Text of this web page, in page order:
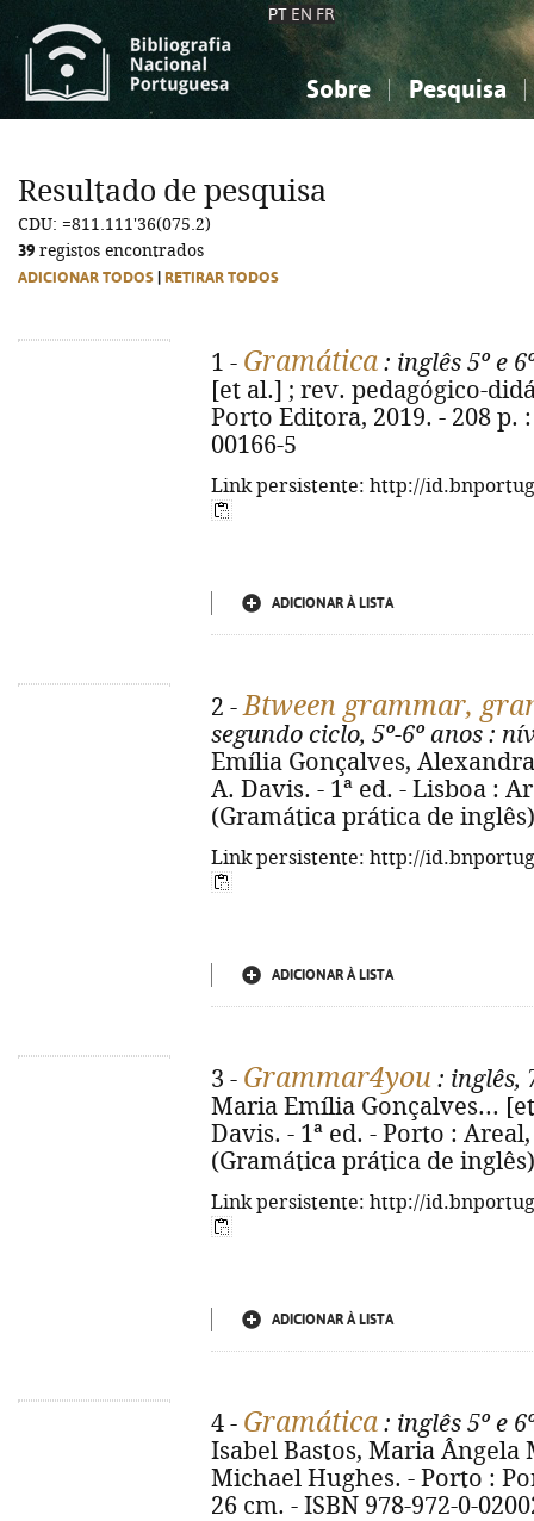
PT EN FR
Sobre Pesquisa
Ciências sociais...
Ciências sociais...
Resultado de pesquisa
CDU: =811.111'36(075.2)
39 registos encontrados
ADICIONAR TODOS RETIRAR TODOS
1 - Gramática : inglês 5º e
[et al.] ; rev. pedagógico-
Porto Editora, 2019. - 208 p.
00166-5
Link persistente: http://
ADICIONAR À LISTA
2 -Btween grammar,
segundo ciclo, 5º-6º anos :
Emília Gonçalves,
A. Davis. - 1ª ed. - Lisboa :
(Gramática prática de
Link persistente: http://
ADICIONAR À LISTA
3 - Grammar4you : inglês,
Maria Emília Gonçalves...
Davis. - 1ª ed. - Porto :
(Gramática prática de
Link persistente: http://
ADICIONAR À LISTA
4 - Gramática : inglês 5º e
Isabel Bastos, Maria
Michael Hughes. - Porto :
26 cm. - ISBN 978-972-0-